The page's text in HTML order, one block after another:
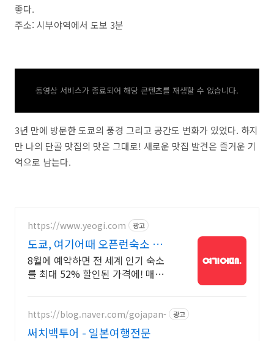
좋다.
주소: 시부야역에서 도보 3분
동영상 서비스가 종료되어 해당 콘텐츠를 재생할 수 없습니다.
3년 만에 방문한 도쿄의 풍경 그리고 공간도 변화가 있었다. 하지
만 나의 단골 맛집의 맛은 그대로! 새로운 맛집 발견은 즐거운 기
억으로 남는다.
https://www.yeogi.com 광고
도쿄, 여기어때 오픈런숙소 최대
81% 할인
8월에 예약하면 전 세계 인기 숙소
를 최대 52% 할인된 가격에! 매주
https://blog.naver.com/gojapan- 광고
써치백투어 - 일본여행전문